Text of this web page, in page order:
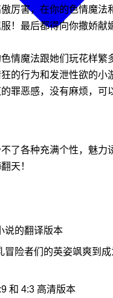
厉害，在你的色情魔法
！最后都得向你撒娇献
情魔法跟她们玩花样繁
的行为和发泄性欲的小
罪恶感，没有麻烦，可
了各种充满个性，魅力
天！
说的翻译版本
冒险者们的英姿飒爽到
和 4:3 高清版本